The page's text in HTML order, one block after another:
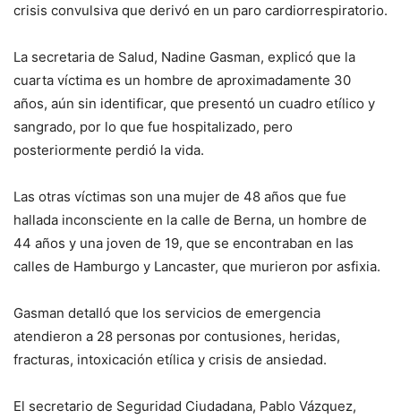
crisis convulsiva que derivó en un paro cardiorrespiratorio.
La secretaria de Salud, Nadine Gasman, explicó que la
cuarta víctima es un hombre de aproximadamente 30
años, aún sin identificar, que presentó un cuadro etílico y
sangrado, por lo que fue hospitalizado, pero
posteriormente perdió la vida.
Las otras víctimas son una mujer de 48 años que fue
hallada inconsciente en la calle de Berna, un hombre de
44 años y una joven de 19, que se encontraban en las
calles de Hamburgo y Lancaster, que murieron por asfixia.
Gasman detalló que los servicios de emergencia
atendieron a 28 personas por contusiones, heridas,
fracturas, intoxicación etílica y crisis de ansiedad.
El secretario de Seguridad Ciudadana, Pablo Vázquez,